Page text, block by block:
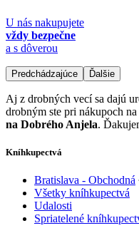
U nás nakupujete
vždy bezpečne
a s dôverou
Predchádzajúce Ďalšie
Aj z drobných vecí sa dajú
drobným ste pri nákupoch
na Dobrého Anjela.
Kníhkupectvá
Bratislava - Obchodná
Všetky kníhkupectvá
Udalosti
Spriatelené